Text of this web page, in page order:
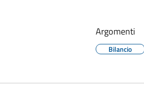
Argomenti
Bilancio